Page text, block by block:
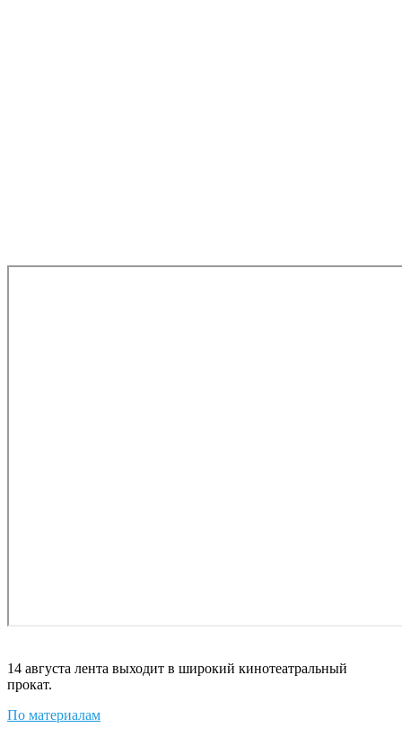
14 августа лента выходит в широкий кинотеатральный
прокат.
По материалам